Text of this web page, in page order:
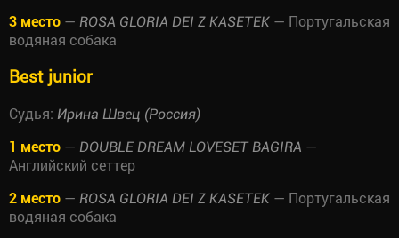
3 место — ROSA GLORIA DEI Z KASETEK — Португальская
водяная собака
Best junior
Судья: Ирина Швец (Россия)
1 место — DOUBLE DREAM LOVESET BAGIRA —
Английский сеттер
2 место — ROSA GLORIA DEI Z KASETEK — Португальская
водяная собака